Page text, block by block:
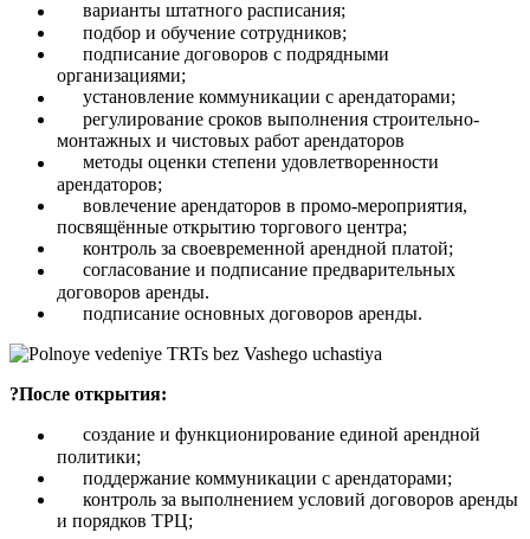
варианты штатного расписания;
подбор и обучение сотрудников;
подписание договоров с подрядными
организациями;
установление коммуникации с арендаторами;
регулирование сроков выполнения строительно-
монтажных и чистовых работ арендаторов
методы оценки степени удовлетворенности
арендаторов;
вовлечение арендаторов в промо-мероприятия,
посвящённые открытию торгового центра;
контроль за своевременной арендной платой;
согласование и подписание предварительных
договоров аренды.
подписание основных договоров аренды.
?После открытия:
создание и функционирование единой арендной
политики;
поддержание коммуникации с арендаторами;
контроль за выполнением условий договоров аренды
и порядков ТРЦ;